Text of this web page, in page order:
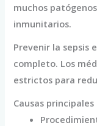
muchos
inmunitarios.
Prevenir la sepsis
completo. Los
estrictos para
Causas